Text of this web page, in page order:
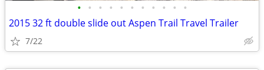
• • • • • • • • • • •
2015 32 ft double slide out Aspen Trail Travel Trailer
7/22